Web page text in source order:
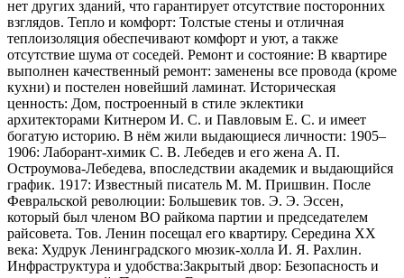
нет других зданий, что гарантирует отсутствие посторонних
взглядов. Тепло и комфорт: Толстые стены и отличная
теплоизоляция обеспечивают комфорт и уют, а также
отсутствие шума от соседей. Ремонт и состояние: В квартире
выполнен качественный ремонт: заменены все провода (кроме
кухни) и постелен новейший ламинат. Историческая
ценность: Дом, построенный в стиле эклектики
архитекторами Китнером И. С. и Павловым Е. С. и имеет
богатую историю. В нём жили выдающиеся личности: 1905–
1906: Лаборант-химик С. В. Лебедев и его жена А. П.
Остроумова-Лебедева, впоследствии академик и выдающийся
график. 1917: Известный писатель М. М. Пришвин. После
Февральской революции: Большевик тов. Э. Э. Эссен,
который был членом ВО райкома партии и председателем
райсовета. Тов. Ленин посещал его квартиру. Середина ХХ
века: Худрук Ленинградского мюзик-холла И. Я. Рахлин.
Инфраструктура и удобства:Закрытый двор: Безопасность и